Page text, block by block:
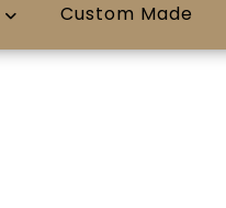
Custom Made